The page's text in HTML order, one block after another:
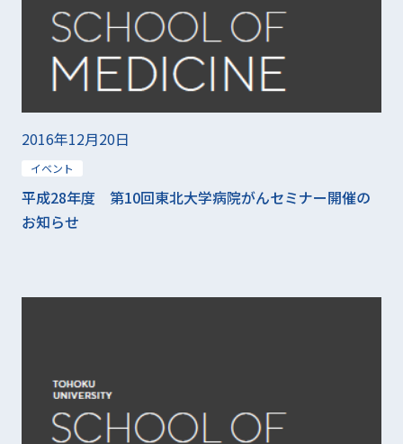
2016年12月20日
イベント
平成28年度 第10回東北大学病院がんセミナー開催の
お知らせ